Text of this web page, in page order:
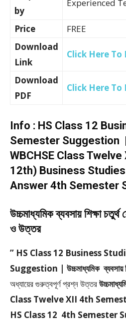
by
Experienced
Price
FREE
Download
Link
Click Here
Download
PDF
Click Here
Info : HS Class 12
Semester Suggestion
WBCHSE Class
12th) Business
Answer 4th Semester
উচ্চমাধ্যমিক ব্যবসায় শিক্ষা
ও উত্তর
” HS Class 12 Business
Suggestion | উচ্চমাধ্যমিক ব্যবসায়
অধ্যায়ের গুরুত্বপূর্ণ প্রশ্ন উত্তর
Class Twelve XII 4th
HS Class 12 4th Semester